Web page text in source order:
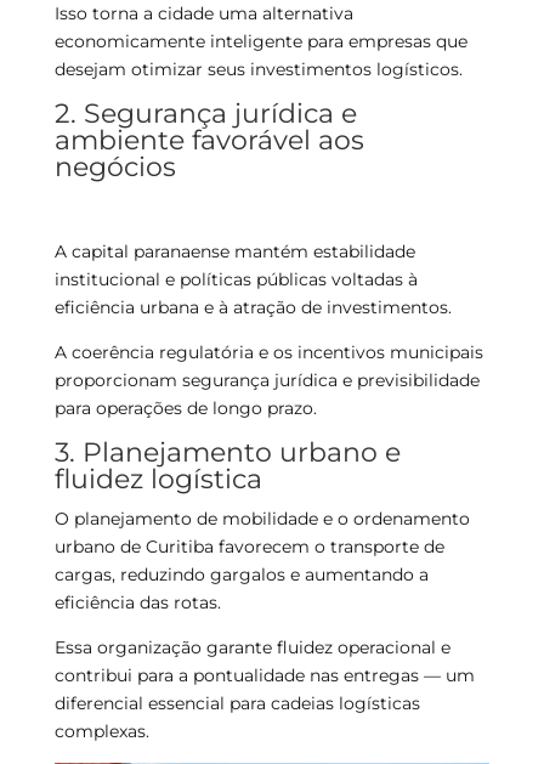
Isso torna a cidade uma alternativa
economicamente inteligente para empresas que
desejam otimizar seus investimentos logísticos.
2. Segurança jurídica e
ambiente favorável aos
negócios
A capital paranaense mantém estabilidade
institucional e políticas públicas voltadas à
eficiência urbana e à atração de investimentos.
A coerência regulatória e os incentivos municipais
proporcionam segurança jurídica e previsibilidade
para operações de longo prazo.
3. Planejamento urbano e
fluidez logística
O planejamento de mobilidade e o ordenamento
urbano de Curitiba favorecem o transporte de
cargas, reduzindo gargalos e aumentando a
eficiência das rotas.
Essa organização garante fluidez operacional e
contribui para a pontualidade nas entregas — um
diferencial essencial para cadeias logísticas
complexas.